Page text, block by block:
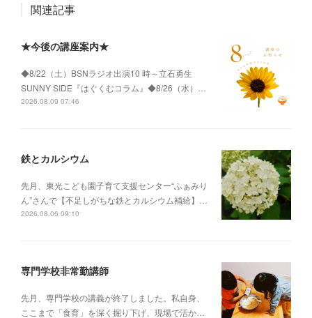
関連記事
★今後の講座案内★
◆8/22（土）BSNラジオ出演10 時～立石勇生
SUNNY SIDE『はぐくむコラム』◆8/26（水）…
2026.08.09 07:46
鉄とカルシウム
先月、東光こども園子育て支援センター“ふぁみり
ん”さんで【不足しがちな鉄とカルシウム補給】…
2026.08.06 09:10
専門学校非常勤講師
先月、専門学校の講義が終了しました。私自身、
ここまで「食育」を深く掘り下げ、現場で活か…